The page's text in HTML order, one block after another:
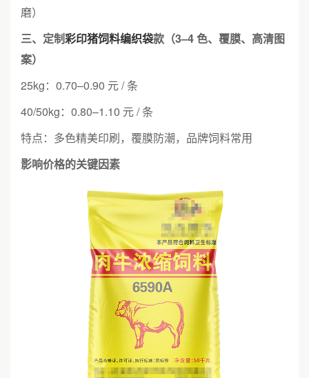
磨）
三、定制彩印猪饲料编织袋款（3–4 色、覆膜、高清图
案）
25kg：0.70–0.90 元 / 条
40/50kg：0.80–1.10 元 / 条
特点：多色精美印刷，覆膜防潮，品牌饲料常用
影响价格的关键因素